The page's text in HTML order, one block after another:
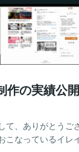
作の実績公開
て、ありがとう
こなっているイ